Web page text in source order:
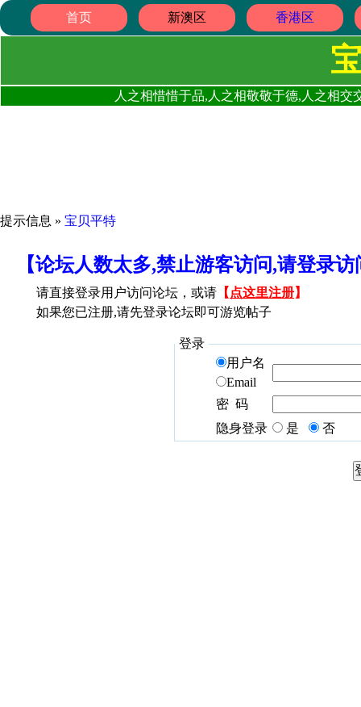
首页 新澳区 香港区
人之相惜惜于品,人之相敬敬于德,人之相
提示信息 » 宝贝平特
【论坛人数太多,禁止游客访问,请登录
请直接登录用户访问论坛，或请 【 点这里注册】
如果您已注册,请先登录论坛即可游览帖子
登录
用户名
Email
密 码
隐身登录
是 否